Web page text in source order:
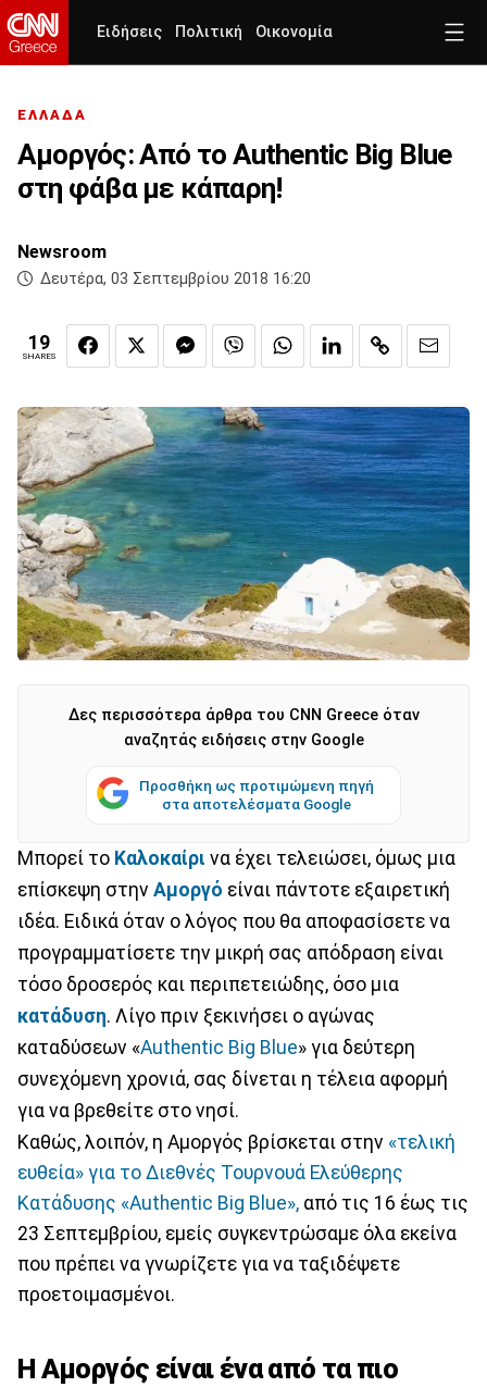
Ειδήσεις Πολιτική Οικονομία
ΕΛΛΑΔΑ
Αμοργός: Από το Authentic Big Blue
στη φάβα με κάπαρη!
Newsroom
Δευτέρα, 03 Σεπτεμβρίου 2018 16:20
19
SHARES
Δες περισσότερα άρθρα του CNN Greece όταν
αναζητάς ειδήσεις στην Google
Προσθήκη ως προτιμώμενη πηγή
στα αποτελέσματα Google
Μπορεί το Καλοκαίρι να έχει τελειώσει, όμως μια
επίσκεψη στην Αμοργό είναι πάντοτε εξαιρετική
ιδέα. Ειδικά όταν ο λόγος που θα αποφασίσετε να
προγραμματίσετε την μικρή σας απόδραση είναι
τόσο δροσερός και περιπετειώδης, όσο μια
κατάδυση. Λίγο πριν ξεκινήσει ο αγώνας
καταδύσεων «Authentic Big Blue» για δεύτερη
συνεχόμενη χρονιά, σας δίνεται η τέλεια αφορμή
για να βρεθείτε στο νησί.
Καθώς, λοιπόν, η Αμοργός βρίσκεται στην «τελική
ευθεία» για το Διεθνές Τουρνουά Ελεύθερης
Κατάδυσης «Authentic Big Blue», από τις 16 έως τις
23 Σεπτεμβρίου, εμείς συγκεντρώσαμε όλα εκείνα
που πρέπει να γνωρίζετε για να ταξιδέψετε
προετοιμασμένοι.
Η Αμοργός είναι ένα από τα πιο